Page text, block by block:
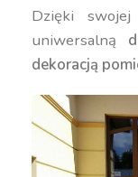
Dzięki
uniwersalną
dekoracją